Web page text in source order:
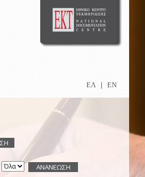
ΕΛ EN